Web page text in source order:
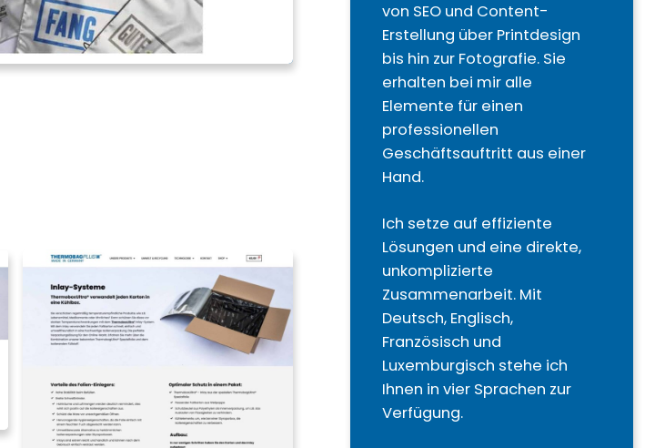
von SEO und Content-
Erstellung über Printdesign
bis hin zur Fotografie. Sie
erhalten bei mir alle
Elemente für einen
professionellen
Geschäftsauftritt aus einer
Hand.
Ich setze auf effiziente
Lösungen und eine direkte,
unkomplizierte
Zusammenarbeit. Mit
Deutsch, Englisch,
Französisch und
Luxemburgisch stehe ich
Ihnen in vier Sprachen zur
Verfügung.